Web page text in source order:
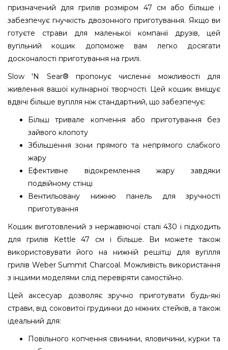
призначений для грилів розміром 47 см або більше і
забезпечує гнучкість двозонного приготування. Якщо ви
готуєте страви для маленької компанії друзів, цей
вугільний кошик допоможе вам легко досягати
досконалості приготування на грилі.
Slow 'N Sear® пропонує численні можливості для
живлення вашої кулінарної творчості. Цей кошик вміщує
вдвічі більше вугілля ніж стандартний, що забезпечує:
Більш тривале копчення або приготування без
зайвого клопоту
Збільшення зони прямого та непрямого слабкого
жару
Ефективне відокремлення жару завдяки
подвійному стінці
Вентильовану нижню панель для зручності
приготування
Кошик виготовлений з нержавіючої сталі 430 і підходить
для грилів Kettle 47 см і більше. Ви можете також
використовувати його на нижній решітці для вугілля
грилів Weber Summit Charcoal. Можливість використання
з іншими моделями слід перевіряти самостійно.
Цей аксесуар дозволяє зручно приготувати будь-які
страви, від соковитої грудинки до ніжних стейків, а також
ідеальний для:
Повільного копчення свинини, яловичини, курки та